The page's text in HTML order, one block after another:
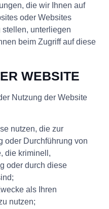
die wir Ihnen auf
oder Websites
stellen, unterliegen
beim Zugriff auf diese
WEBSITE
Nutzung der Website
nutzen, die zur
oder Durchführung von
die kriminell,
oder durch diese
als Ihren
nutzen;